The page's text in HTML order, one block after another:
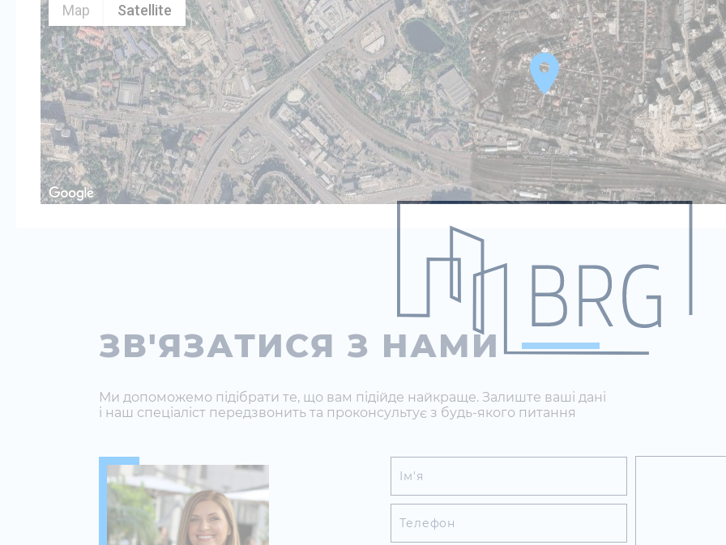
Map Satellite
ЗВ'ЯЗАТИСЯ З НАМИ
Ми допоможемо підібрати те, що вам підійде найкраще. Залиште ваші дані
і наш спеціаліст передзвонить та проконсультує з будь-якого питання